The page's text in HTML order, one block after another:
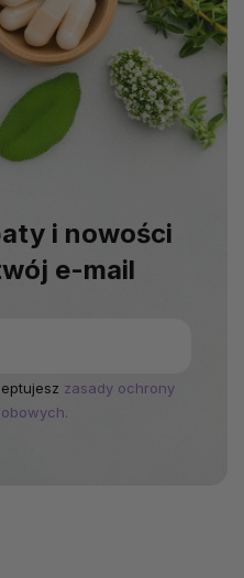
i nowości
e-mail
zasady ochrony